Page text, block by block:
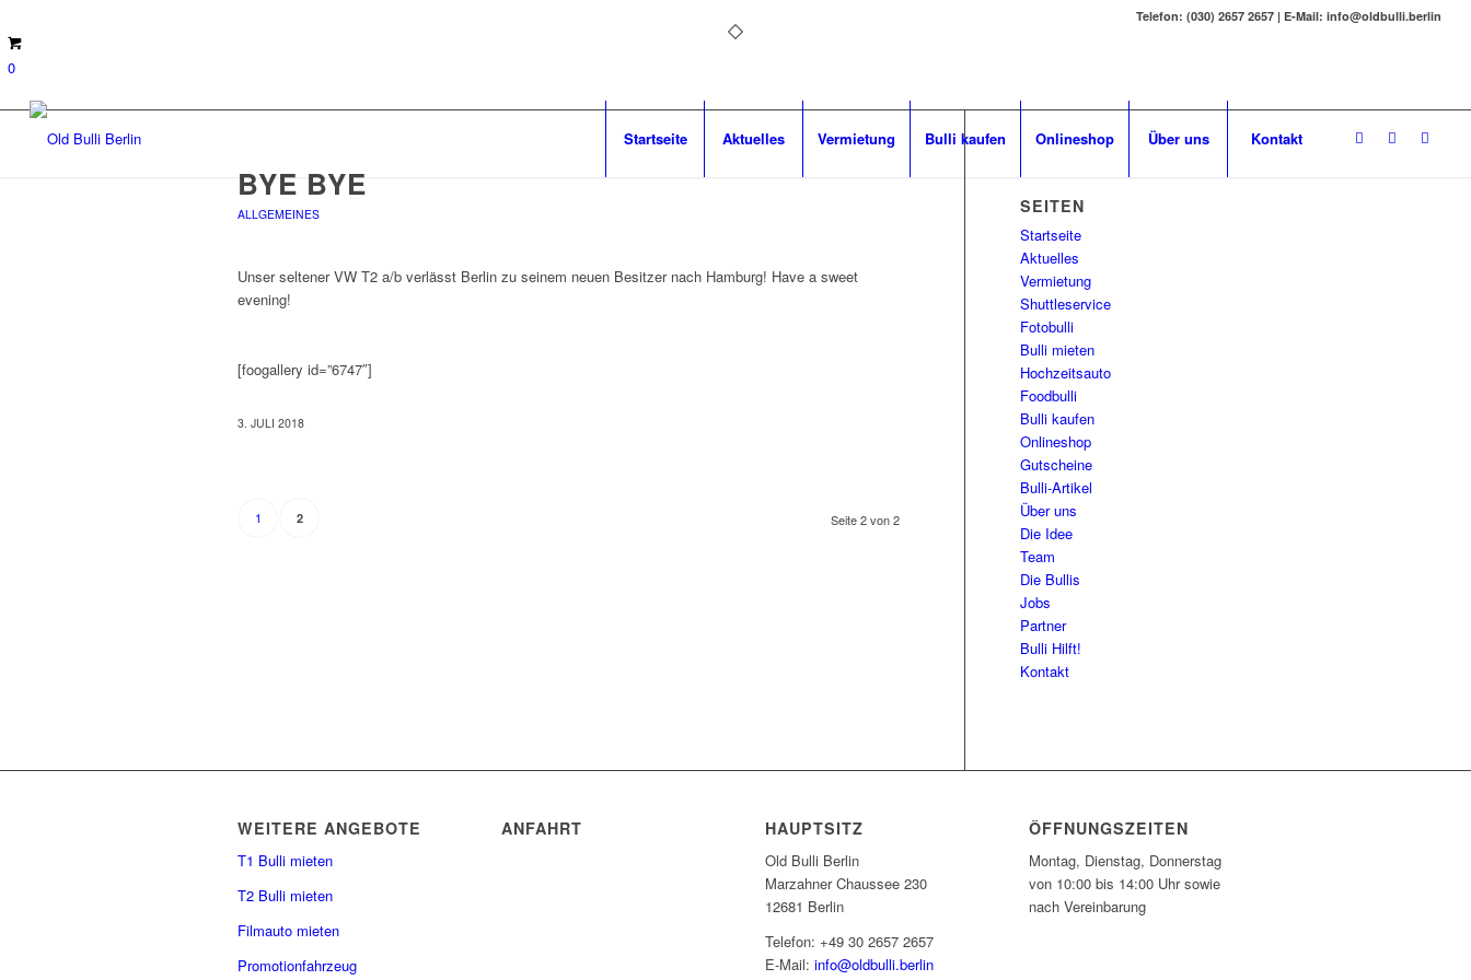
Telefon: (030) 2657 2657 | E-Mail: info@oldbulli.berlin
0
Startseite Aktuelles Vermietung Bulli kaufen Onlineshop Über uns Kontakt
BYE BYE
ALLGEMEINES
Unser seltener VW T2 a/b verlässt Berlin zu seinem neuen Besitzer nach Hamburg! Have a sweet
evening!
[foogallery id=”6747″]
3. JULI 2018
Seite 2 von 2
1 2
SEITEN
Startseite
Aktuelles
Vermietung
Shuttleservice
Fotobulli
Bulli mieten
Hochzeitsauto
Foodbulli
Bulli kaufen
Onlineshop
Gutscheine
Bulli-Artikel
Über uns
Die Idee
Team
Die Bullis
Jobs
Partner
Bulli Hilft!
Kontakt
WEITERE ANGEBOTE
T1 Bulli mieten
T2 Bulli mieten
Filmauto mieten
Promotionfahrzeug
ANFAHRT HAUPTSITZ
Old Bulli Berlin
Marzahner Chaussee 230
12681 Berlin
Telefon: +49 30 2657 2657
E-Mail:info@oldbulli.berlin
ÖFFNUNGSZEITEN
Montag, Dienstag, Donnerstag
von 10:00 bis 14:00 Uhr sowie
nach Vereinbarung